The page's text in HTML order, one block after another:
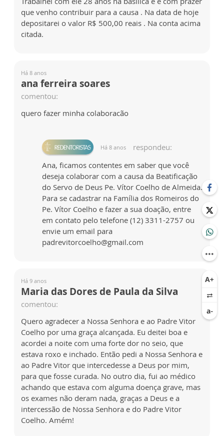
que venho contribuir para a causa . Na data de hoje
depositarei o valor R$ 500,00 reais . Na conta acima
citada.
Há 8 anos
ana ferreira soares
comentou:
quero fazer minha colaboracão
Há 8 anos
respondeu:
Ana, ficamos contentes em saber que você
deseja colaborar com a causa da Beatificação
do Servo de Deus Pe. Vítor Coelho de Almeida.
Para se cadastrar na Família dos Romeiros do
Pe. Vítor Coelho e fazer a sua doação, entre
em contato pelo telefone (12) 3311-2757 ou
envie um email para
padrevitorcoelho@gmail.com
Há 9 anos
Maria das Dores de Paula da Silva
comentou:
Quero agradecer a Nossa Senhora e ao Padre Vitor
Coelho por uma graça alcançada. Eu deitei boa e
acordei a noite com uma forte dor no seio, que
estava roxo e inchado. Então pedi a Nossa Senhora e
ao Padre Vitor que intercedesse a Deus por mim,
para que fosse curada. No outro dia, fui ao médico
achando que estava com alguma doença grave, mas
os exames não deram nada, graças a Deus e a
intercessão de Nossa Senhora e do Padre Vitor
Coelho. Amém!